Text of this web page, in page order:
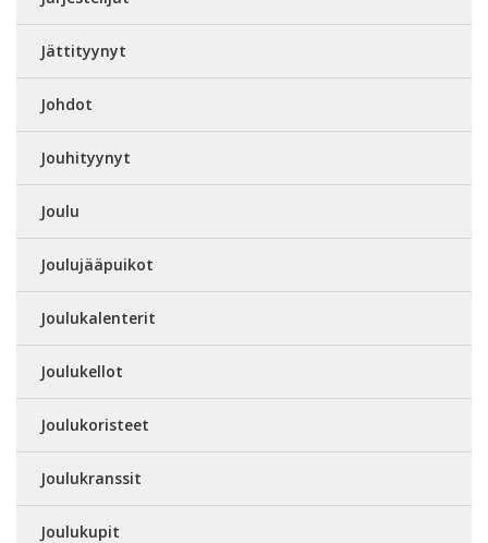
Jättityynyt
Johdot
Jouhityynyt
Joulu
Joulujääpuikot
Joulukalenterit
Joulukellot
Joulukoristeet
Joulukranssit
Joulukupit